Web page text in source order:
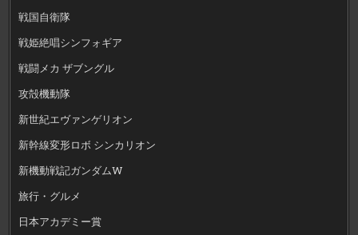
戦国自衛隊
戦姫絶唱シンフォギア
戦闘メカ ザブングル
攻殻機動隊
新世紀エヴァンゲリオン
新幹線変形ロボ シンカリオン
新機動戦記ガンダムW
旅行・グルメ
日本アカデミー賞